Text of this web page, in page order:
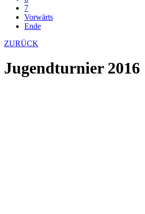
7
Vorwärts
Ende
ZURÜCK
Jugendturnier 2016